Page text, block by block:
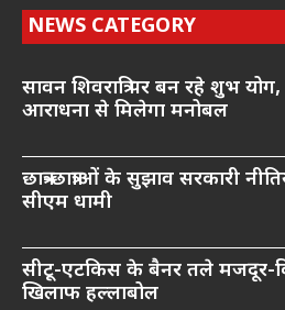
NEWS CATEGORY
सावन शिवरात्रि पर बन रहे शुभ
आराधना से मिलेगा मनोबल
छात्र-छात्राओं के सुझाव सरकारी
सीएम धामी
सीटू-एटकिस के बैनर तले मजदूर-
खिलाफ हल्लाबोल